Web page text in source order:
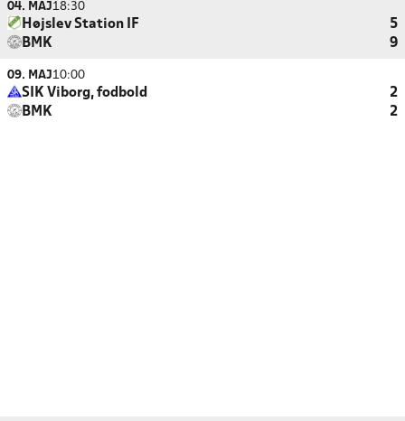
04. MAJ18:30
Højslev Station IF
5
BMK
9
09. MAJ10:00
SIK Viborg, fodbold
2
BMK
2